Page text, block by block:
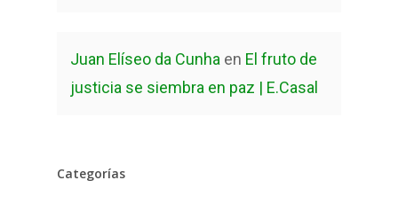
Juan Elíseo da Cunha en El fruto de
justicia se siembra en paz | E.Casal
Categorías